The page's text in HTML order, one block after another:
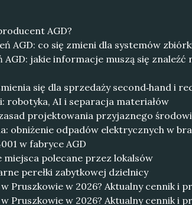
AGD?
AGD: co się zmieni dla systemów
AGD: jakie informacje muszą się znaleźć
się dla sprzedaży second‑hand i
robotyka, AI i separacja materiałów
projektowania przyjaznego
obniżenie odpadów elektrycznych w
w fabryce AGD
polecane przez lokalsów
perełki zabytkowej dzielnicy
Pruszkowie w 2026? Aktualny cennik i
Pruszkowie w 2026? Aktualny cennik i